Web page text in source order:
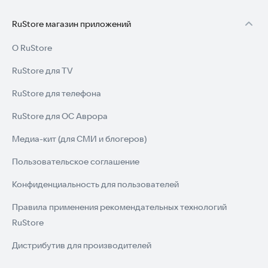
RuStore магазин приложений
О RuStore
RuStore для TV
RuStore для телефона
RuStore для ОС Аврора
Медиа-кит (для СМИ и блогеров)
Пользовательское соглашение
Конфиденциальность для пользователей
Правила применения рекомендательных технологий
RuStore
Дистрибутив для производителей